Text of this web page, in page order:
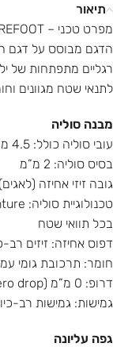
תיאור
מפרט טכני – Primus Trail Knit FG Juniors VIVOBAREFOOT
הדגם מבוסס על דגם
רגליים מתפתחות של
לתנאי שטח מגוונים
מבנה סוליה
עובי סוליה כולל: 4.5 מ”מ
בסיס סוליה: 2 מ”מ
גובה זיזי אחיזה (לאגים): 2.5
בכל תוואי שטח
דפוס אחיזה: זיזים רב-
חומר: תרכובת גומי
דרופ: 0 מ”מ (zero drop) – ליציבה ותנועה טבעית
גמישות: גמישות רב-
גפה עליונה